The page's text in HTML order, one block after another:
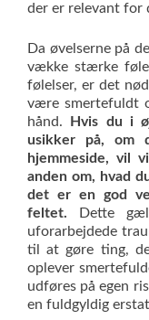
der er relevant for
Da øvelserne på
vække stærke
følelser, er det
være smertefuldt
hånd.
Hvis du i
usikker på, om
hjemmeside, vil
anden om, hvad
det er en god
feltet. Dette
uforarbejdede
til at gøre ting,
oplever
udføres på egen
en fuldgyldig